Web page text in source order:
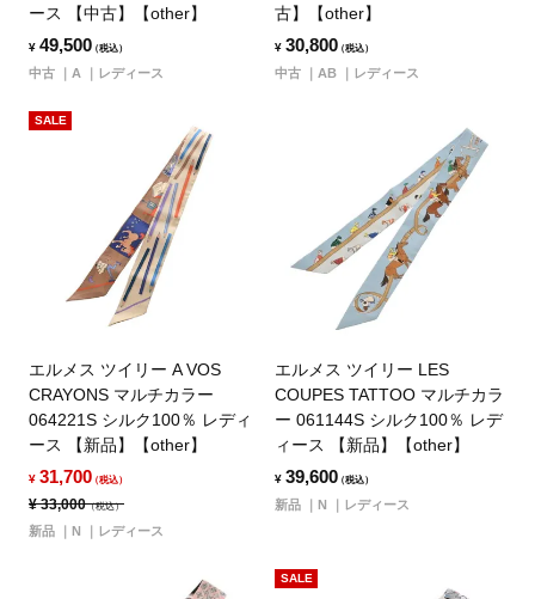
ース 【中古】【other】
¥ 49,500（税込）
中古 A レディース
古】【other】
¥ 30,800（税込）
中古 AB レディース
SALE
エルメス ツイリー A VOS
CRAYONS マルチカラー
064221S シルク100％ レディ
ース 【新品】【other】
¥33,000（税込）
¥ 31,700（税込）
新品 N レディース
エルメス ツイリー LES
COUPES TATTOO マルチカラ
ー 061144S シルク100％ レデ
ィース 【新品】【other】
¥ 39,600（税込）
新品 N レディース
SALE